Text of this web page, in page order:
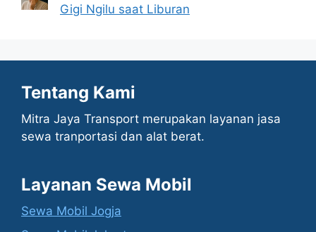
Gigi Ngilu saat Liburan
Tentang Kami
Mitra Jaya Transport merupakan layanan jasa
sewa tranportasi dan alat berat.
Layanan Sewa Mobil
Sewa Mobil Jogja